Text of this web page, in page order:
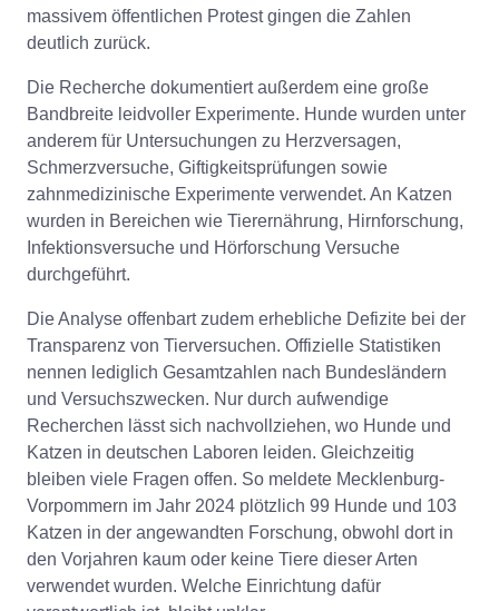
massivem öffentlichen Protest gingen die Zahlen
deutlich zurück.
Die Recherche dokumentiert außerdem eine große
Bandbreite leidvoller Experimente. Hunde wurden unter
anderem für Untersuchungen zu Herzversagen,
Schmerzversuche, Giftigkeitsprüfungen sowie
zahnmedizinische Experimente verwendet. An Katzen
wurden in Bereichen wie Tierernährung, Hirnforschung,
Infektionsversuche und Hörforschung Versuche
durchgeführt.
Die Analyse offenbart zudem erhebliche Defizite bei der
Transparenz von Tierversuchen. Offizielle Statistiken
nennen lediglich Gesamtzahlen nach Bundesländern
und Versuchszwecken. Nur durch aufwendige
Recherchen lässt sich nachvollziehen, wo Hunde und
Katzen in deutschen Laboren leiden. Gleichzeitig
bleiben viele Fragen offen. So meldete Mecklenburg-
Vorpommern im Jahr 2024 plötzlich 99 Hunde und 103
Katzen in der angewandten Forschung, obwohl dort in
den Vorjahren kaum oder keine Tiere dieser Arten
verwendet wurden. Welche Einrichtung dafür